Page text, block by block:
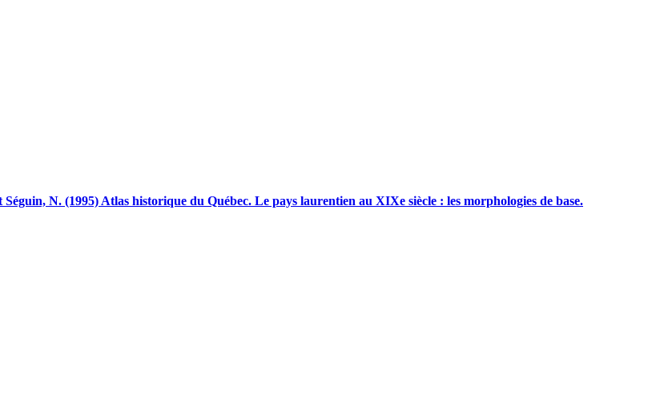
N. (1995) Atlas historique du Québec. Le pays laurentien au XIXe siècle : les morphologies de base.